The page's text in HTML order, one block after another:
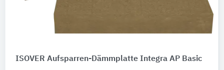
ISOVER Aufsparren-Dämmplatte Integra AP Basic